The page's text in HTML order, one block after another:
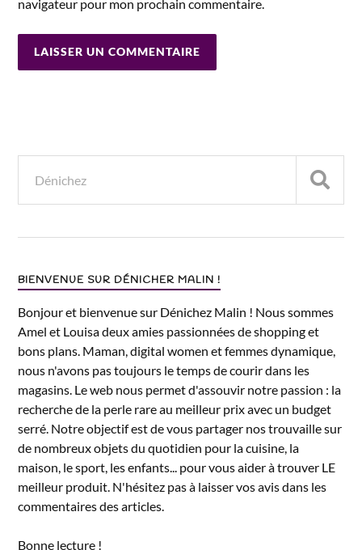
navigateur pour mon prochain commentaire.
BIENVENUE SUR DÉNICHER MALIN !
Bonjour et bienvenue sur Dénichez Malin ! Nous sommes
Amel et Louisa deux amies passionnées de shopping et
bons plans. Maman, digital women et femmes dynamique,
nous n'avons pas toujours le temps de courir dans les
magasins. Le web nous permet d'assouvir notre passion : la
recherche de la perle rare au meilleur prix avec un budget
serré. Notre objectif est de vous partager nos trouvaille sur
de nombreux objets du quotidien pour la cuisine, la
maison, le sport, les enfants... pour vous aider à trouver LE
meilleur produit. N'hésitez pas à laisser vos avis dans les
commentaires des articles.
Bonne lecture !